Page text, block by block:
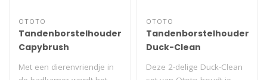
OTOTO
Tandenborstelhouder
Capybrush
Met een dierenvriendje in
OTOTO
Tandenborstelhouder
Duck-Clean
Deze 2-delige Duck-Clean